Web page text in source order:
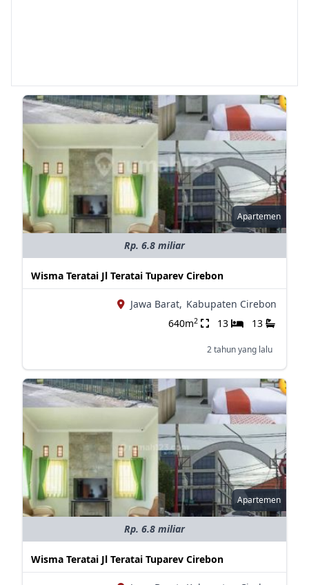
Apartemen
Rp. 6.8 miliar
Wisma Teratai Jl Teratai Tuparev Cirebon
Jawa Barat, Kabupaten Cirebon
640m2 13 13
2 tahun yang lalu
Apartemen
Rp. 6.8 miliar
Wisma Teratai Jl Teratai Tuparev Cirebon